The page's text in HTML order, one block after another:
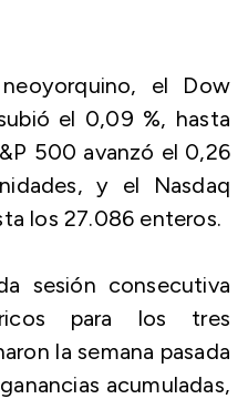
el Dow
el 0,09 %, hasta
500 avanzó el 0,26
y el Nasdaq
los 27.086 enteros.
sesión consecutiva
para los tres
la semana pasada
acumuladas,